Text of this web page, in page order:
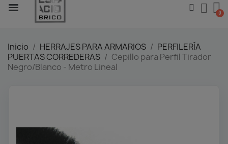
Inicio HERRAJES PARA ARMARIOS
PERFILERÍA
PUERTAS CORREDERAS
Cepillo para Perfil Tirador
Negro/Blanco - Metro Lineal